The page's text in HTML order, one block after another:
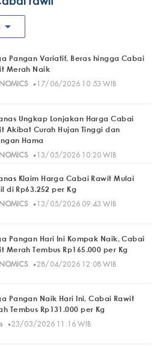
arrow_drop_down
Pangan Variatif, Beras hingga Cabai
Merah Naik
· 17/06/2026 10:53 WIB
Ungkap Lonjakan Harga Cabai
Akibat Curah Hujan Tinggi dan
Hama
· 13/05/2026 10:20 WIB
Klaim Harga Cabai Rawit Mulai
di Rp63.252 per Kg
· 13/05/2026 09:43 WIB
Pangan Hari Ini Kompak Naik, Cabai
Merah Tembus Rp165.000 per Kg
· 28/04/2026 12:08 WIB
Pangan Naik Hari Ini, Cabai Rawit
Tembus Rp131.000 per Kg
· 23/03/2026 11:16 WIB